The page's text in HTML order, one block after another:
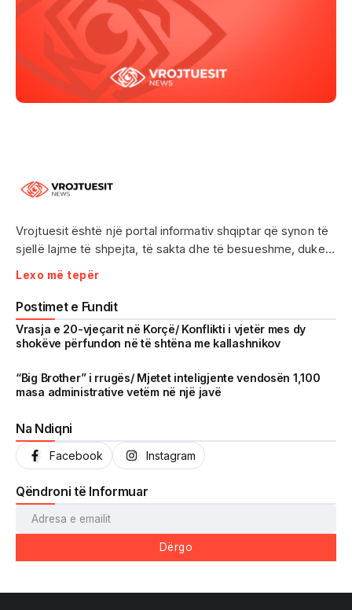
Vrojtuesit është një portal informativ shqiptar që synon të
sjellë lajme të shpejta, të sakta dhe të besueshme, duke
treguar realitetin pa çensurë. Fokus i punës sonë janë
ngjarjet e aktualitetit, problematikat sociale, denoncimet
qytetare dhe zhvillimet që prekin drejtpërdrejt jetën e
përditshme të shqiptarëve.
arritura në një kohë shumë të shkurtër, Vrojtuesit është
kthyer në një zë të fortë informimi dhe një pasqyrë reale të
Lexo më tepër
Postimet e Fundit
Vrasja e 20-vjeçarit në Korçë/ Konflikti i vjetër mes dy
shokëve përfundon në të shtëna me kallashnikov
“Big Brother” i rrugës/ Mjetet inteligjente vendosën 1,100
masa administrative vetëm në një javë
Na Ndiqni
Facebook Instagram
Qëndroni të Informuar
Dërgo